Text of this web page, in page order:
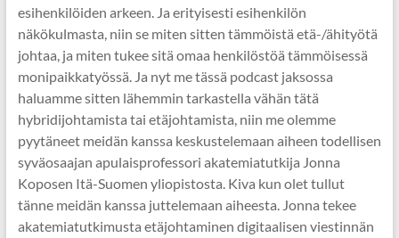
esihenkilöiden arkeen. Ja erityisesti esihenkilön
näkökulmasta, niin se miten sitten tämmöistä etä-/ähityötä
johtaa, ja miten tukee sitä omaa henkilöstöä tämmöisessä
monipaikkatyössä. Ja nyt me tässä podcast jaksossa
haluamme sitten lähemmin tarkastella vähän tätä
hybridijohtamista tai etäjohtamista, niin me olemme
pyytäneet meidän kanssa keskustelemaan aiheen todellisen
syväosaajan apulaisprofessori akatemiatutkija Jonna
Koposen Itä-Suomen yliopistosta. Kiva kun olet tullut
tänne meidän kanssa juttelemaan aiheesta. Jonna tekee
akatemiatutkimusta etäjohtaminen digitaalisen viestinnän